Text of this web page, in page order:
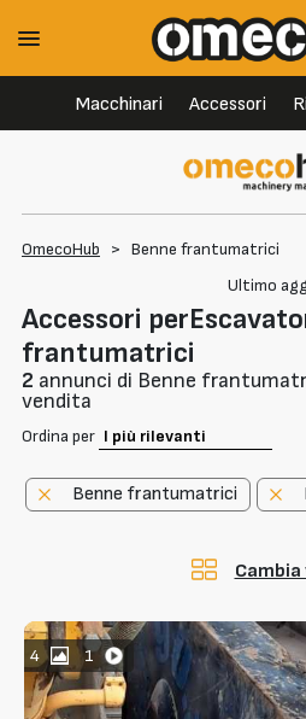
Macchinari Accessori
OmecoHub > Benne frantumatrici
Ultimo
Accessori
frantumatrici
2 annunci di Benne
vendita
Ordina per
Benne frantumatrici
4 1